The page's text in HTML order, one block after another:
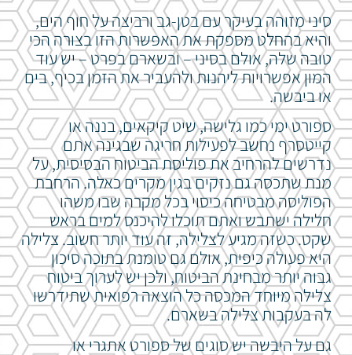
סיני מזוהה בעיקר עם בטן-גב ורביצה על חוף הים,
והיא בהחלט מספקת את האפשרות הזו בצורה הכי
טובה שלה, אולם בסיני – ובשארם בפרט – יש עוד
המון אפשרויות ליהנות ולהעביר את הזמן בכיף, בים
או ביבשה.
ספורט ימי כמו גלישה, שיט קיקאים, בננה או
קייטסרף נחשב לפעילות חריגה שבגינה אתם
נדרשים להרחיב את פוליסת הביטוח הבסיסית, על
מנת שתכסה גם נזקים בגין מקרים כאלה. הרחבת
הפוליסה מבטיחה כיסוי בכל מקרה שבו משהו
חלילה ישתבש ואתם תוכלו להיכנס למים בראש
שקט. כשזה מגיע לצלילה, זה עוד יותר חשוב. צלילה
היא פעולה כיפית, אולם גם טומנת בתוכה סיכון
גבוה יותר מבחינת הביטוח, ולכן יש לערוך ביטוח
צלילה מיוחד המכסה כל הוצאה רפואית שתידרשו
לה בעקבות צלילה בשארם.
גם על היבשה יש סוגים של ספורט אתגרי או